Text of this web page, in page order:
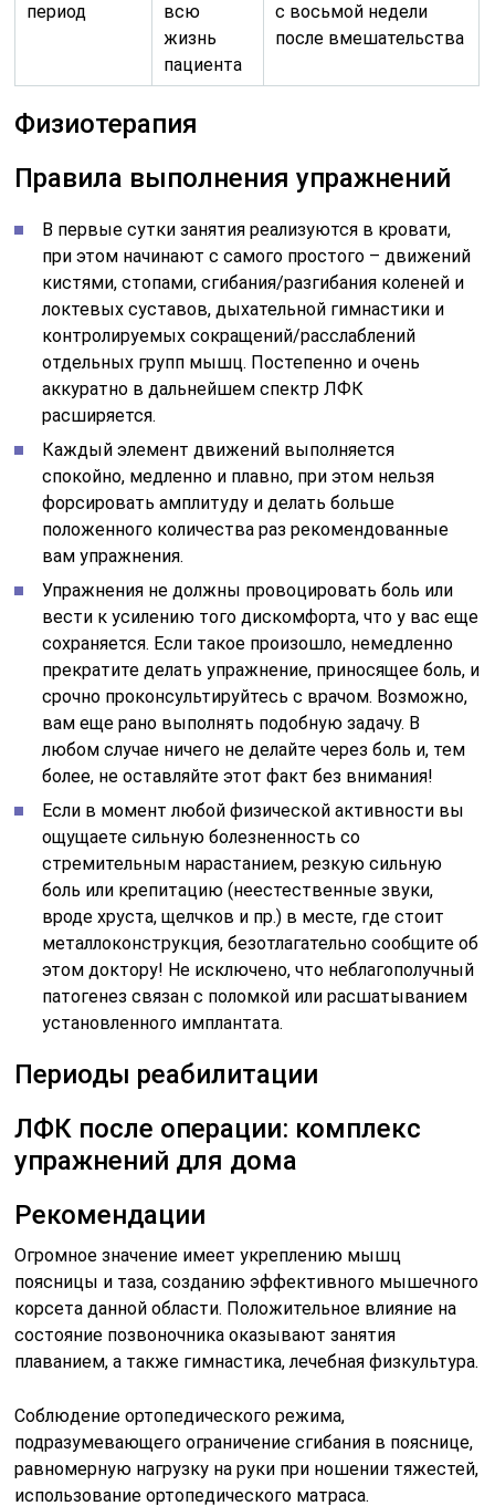
период
всю
жизнь
пациента
с восьмой недели
после вмешательства
Физиотерапия
Правила выполнения упражнений
В первые сутки занятия реализуются в кровати,
при этом начинают с самого простого – движений
кистями, стопами, сгибания/разгибания коленей и
локтевых суставов, дыхательной гимнастики и
контролируемых сокращений/расслаблений
отдельных групп мышц. Постепенно и очень
аккуратно в дальнейшем спектр ЛФК
расширяется.
Каждый элемент движений выполняется
спокойно, медленно и плавно, при этом нельзя
форсировать амплитуду и делать больше
положенного количества раз рекомендованные
вам упражнения.
Упражнения не должны провоцировать боль или
вести к усилению того дискомфорта, что у вас еще
сохраняется. Если такое произошло, немедленно
прекратите делать упражнение, приносящее боль, и
срочно проконсультируйтесь с врачом. Возможно,
вам еще рано выполнять подобную задачу. В
любом случае ничего не делайте через боль и, тем
более, не оставляйте этот факт без внимания!
Если в момент любой физической активности вы
ощущаете сильную болезненность со
стремительным нарастанием, резкую сильную
боль или крепитацию (неестественные звуки,
вроде хруста, щелчков и пр.) в месте, где стоит
металлоконструкция, безотлагательно сообщите об
этом доктору! Не исключено, что неблагополучный
патогенез связан с поломкой или расшатыванием
установленного имплантата.
Периоды реабилитации
ЛФК после операции: комплекс
упражнений для дома
Рекомендации
Огромное значение имеет укреплению мышц
поясницы и таза, созданию эффективного мышечного
корсета данной области. Положительное влияние на
состояние позвоночника оказывают занятия
плаванием, а также гимнастика, лечебная физкультура.
Соблюдение ортопедического режима,
подразумевающего ограничение сгибания в пояснице,
равномерную нагрузку на руки при ношении тяжестей,
использование ортопедического матраса.